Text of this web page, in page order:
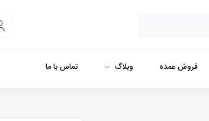
فروش عمده وبلاگ تماس با ما